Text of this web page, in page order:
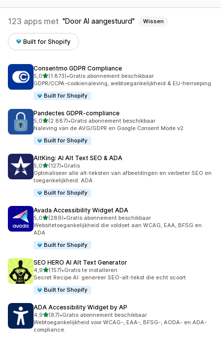
123 apps met Door AI aangestuurd Wissen
Built for Shopify
Consentmo GDPR Compliance
5,0van 5 sterren
(1.873)
1873 recensies in totaal
•Gratis abonnement beschikbaar
GDPR/CCPA-cookienaleving, webtoegankelijkheid & EU-herroeping
Built for Shopify
Pandectes GDPR‑compliance
5,0van 5 sterren
(2.887)
2887 recensies in totaal
•Gratis abonnement beschikbaar
Naleving van de AVG/GDPR en Google Consent Mode v2
Built for Shopify
AltKing: AI Alt Text SEO & ADA
5,0van 5 sterren
(127)
127 recensies in totaal
•Gratis
Optimaliseer alle alt-teksten van afbeeldingen en verbeter SEO en
toegankelijkheid: ADA
Built for Shopify
Avada Accessibility Widget ADA
5,0van 5 sterren
(289)
289 recensies in totaal
•Gratis abonnement beschikbaar
Websitetoegankelijkheid die voldoet aan WCAG, EAA, BFSG en
ADA
Built for Shopify
SEO HERO AI Alt Text Generator
4,9van 5 sterren
(157)
157 recensies in totaal
•Gratis te installeren
Secret Recipe AI: genereer SEO-alt-tekst die echt scoort
Built for Shopify
ADA Accessibility Widget by AP
4,9van 5 sterren
(87)
87 recensies in totaal
•Gratis abonnement beschikbaar
Webtoegankelijkheid voor WCAG-, EAA-, BFSG-, AODA- en ADA-
compliance.